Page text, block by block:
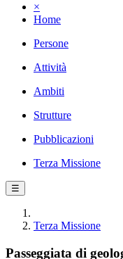
×
Home
Persone
Attività
Ambiti
Strutture
Pubblicazioni
Terza Missione
☰
Terza Missione
Passeggiata di